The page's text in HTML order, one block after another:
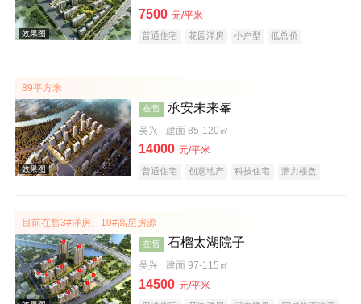
效果图
7500 元/平米
普通住宅 花园洋房 小户型
低总价
89平方米
在售 承安未来峯
吴兴 建面 85-120㎡
14000 元/平米
普通住宅 创意地产 科技住宅
潜力楼盘
目前在售3#洋房、10#高层房源
在售 石榴太湖院子
吴兴 建面 97-115㎡
14500 元/平米